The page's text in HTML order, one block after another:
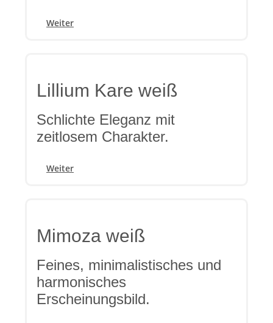
Weiter
Lillium Kare weiß
Schlichte Eleganz mit
zeitlosem Charakter.
Weiter
Mimoza weiß
Feines, minimalistisches und
harmonisches
Erscheinungsbild.